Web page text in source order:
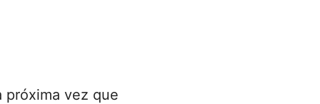
próxima vez que